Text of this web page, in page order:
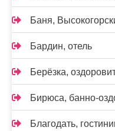
Баня,
Бардин, отель
Берёзка,
Бирюса, банно-
Благодать,